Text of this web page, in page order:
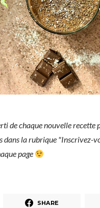
de chaque nouvelle recette
dans la rubrique "Inscrivez-
page
SHARE